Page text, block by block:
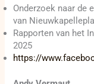
Onderzoek naar de
van
Rapporten van het
2025
https://